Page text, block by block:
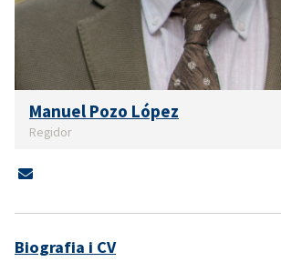
Manuel Pozo López
Regidor
Biografia i CV